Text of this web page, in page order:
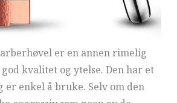
er en annen rimelig
kvalitet og ytelse. Den har et
er enkel å bruke. Selv om den